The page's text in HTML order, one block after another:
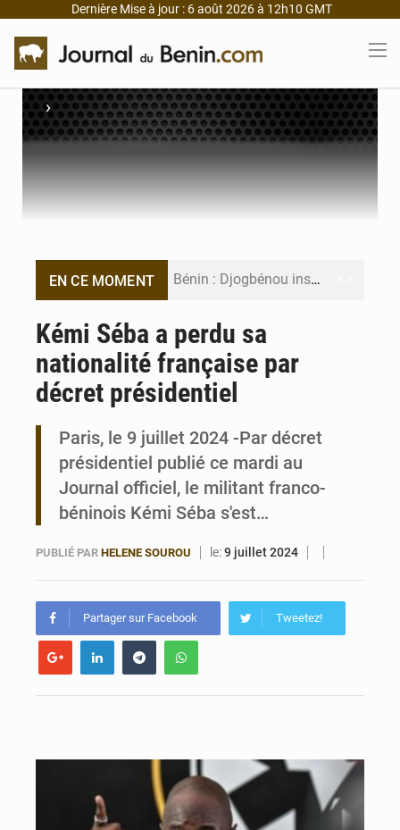
Dernière Mise à jour : 6 août 2026 à 12h10 GMT
›
EN CE MOMENT Bénin : Djogbénou inspecte le chantier du siège de l’Assemblée
Bénin : le ministère de l’Intérieur évalue ses résultats à mi-parcours
Kémi Séba a perdu sa
nationalité française par
décret présidentiel
Paris, le 9 juillet 2024 -Par décret
présidentiel publié ce mardi au
Journal officiel, le militant franco-
béninois Kémi Séba s'est…
PUBLIÉ PAR HELENE SOUROU le:9 juillet 2024
Partager sur Facebook Tweetez!